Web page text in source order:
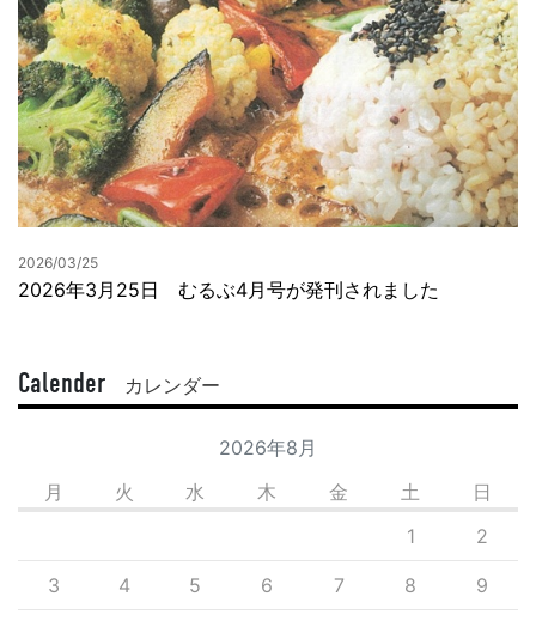
2026/03/25
2026年3月25日 むるぶ4月号が発刊されました
Calender カレンダー
2026年8月
月
火 水 木 金 土 日
1 2
3 4 5 6 7 8 9